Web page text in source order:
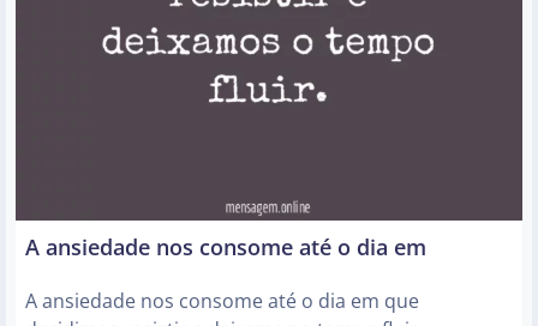
A ansiedade nos consome até o dia em
A ansiedade nos consome até o dia em que